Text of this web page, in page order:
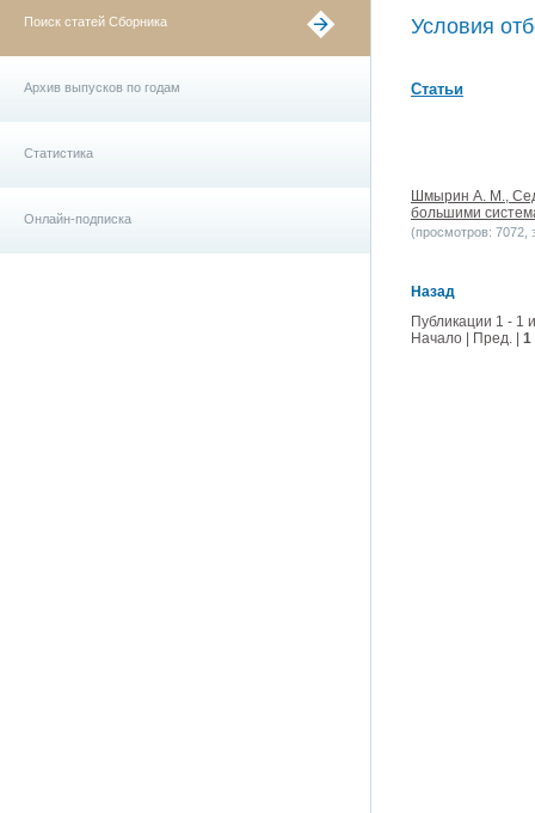
Поиск статей Сборника
Архив выпусков по годам
Статистика
Онлайн-подписка
Условия
Статьи
Шмырин А. М.,
большими
(просмотров: 7072,
Назад
Публикации 1 - 1
Начало | Пред. | 1